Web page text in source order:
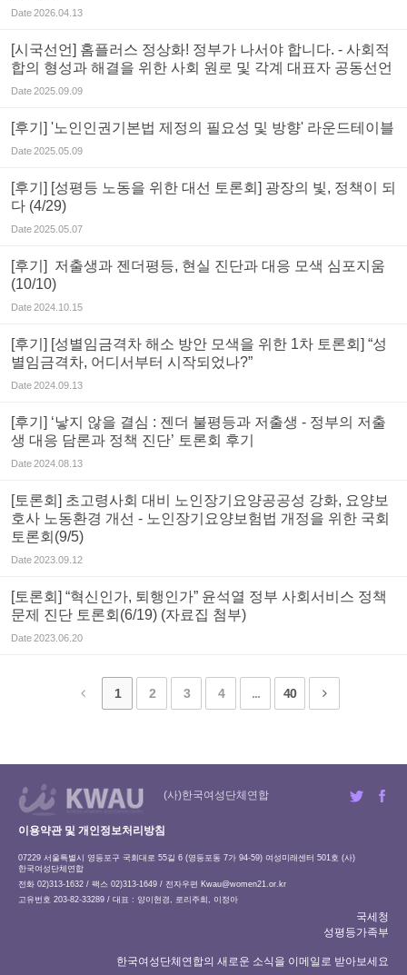
Date2026.04.13
[시국선언] 홈플러스 정상화! 정부가 나서야 합니다. - 사회적
합의 형성과 해결을 위한 사회 원로 및 각계 대표자 공동선언
Date2025.09.09
[후기] '노인인권기본법 제정의 필요성 및 방향' 라운드테이블
Date2025.05.09
[후기] [성평등 노동을 위한 대선 토론회] 광장의 빛, 정책이 되
다 (4/29)
Date2025.05.07
[후기] 저출생과 젠더평등, 현실 진단과 대응 모색 심포지움
(10/10)
Date2024.10.15
[후기] [성별임금격차 해소 방안 모색을 위한 1차 토론회] “성
별임금격차, 어디서부터 시작되었나?”
Date2024.09.13
[후기] ‘낳지 않을 결심 : 젠더 불평등과 저출생 - 정부의 저출
생 대응 담론과 정책 진단’ 토론회 후기
Date2024.08.13
[토론회] 초고령사회 대비 노인장기요양공공성 강화, 요양보
호사 노동환경 개선 - 노인장기요양보험법 개정을 위한 국회
토론회(9/5)
Date2023.09.12
[토론회] “혁신인가, 퇴행인가” 윤석열 정부 사회서비스 정책
문제 진단 토론회(6/19) (자료집 첨부)
Date2023.06.20
1 2 3 4 ... 40
(사)한국여성단체연합
이용약관 및 개인정보처리방침
07229 서울특별시 영등포구 국회대로 55길 6 (영등포동 7가 94-59) 여성미래센터 501호 (사)
한국여성단체연합
전화 02)313-1632 / 팩스 02)313-1649 / 전자우편 Kwau@women21.or.kr
고유번호 203-82-33289 / 대표 : 양이현경, 로리주희, 이정아
국세청
성평등가족부
한국여성단체연합의 새로운 소식을 이메일로 받아보세요